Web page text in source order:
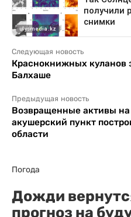
Следующая новость
Краснокнижных куланов
Балхаше
Предыдущая новость
Возвращенные активы на
акушерский пункт
области
Погода
Дожди
прогноз на